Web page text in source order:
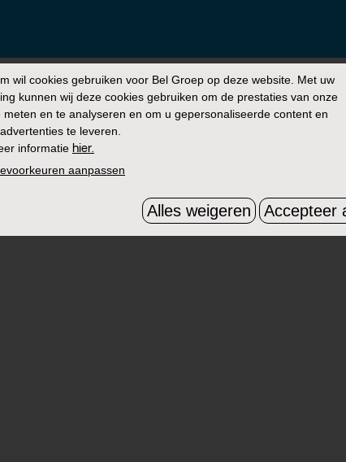
wil cookies gebruiken voor Bel Groep op deze website. Met uw
kunnen wij deze cookies gebruiken om de prestaties van onze
meten en te analyseren en om u gepersonaliseerde content en
te leveren.
informatie hier.
aanpassen
Alles weigeren Accepteer